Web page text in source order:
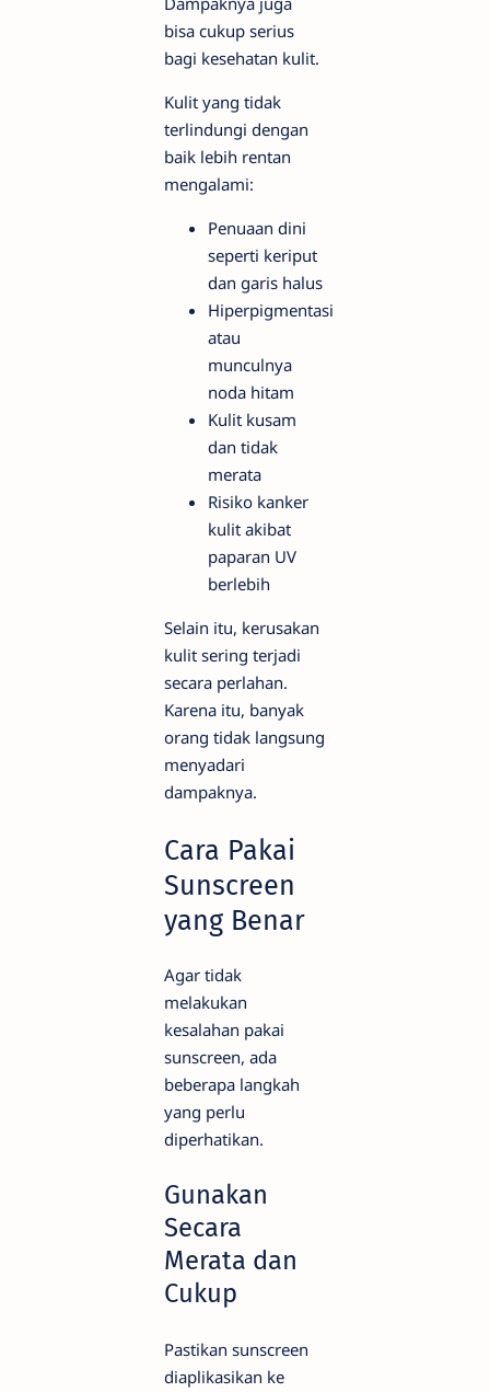
bisa cukup serius
bagi kesehatan kulit.
Kulit yang tidak
terlindungi dengan
baik lebih rentan
mengalami:
Penuaan dini
seperti keriput
dan garis halus
Hiperpigmentasi
atau
munculnya
noda hitam
Kulit kusam
dan tidak
merata
Risiko kanker
kulit akibat
paparan UV
berlebih
Selain itu, kerusakan
kulit sering terjadi
secara perlahan.
Karena itu, banyak
orang tidak langsung
menyadari
dampaknya.
Cara Pakai
Sunscreen
yang Benar
Agar tidak
melakukan
kesalahan pakai
sunscreen, ada
beberapa langkah
yang perlu
diperhatikan.
Gunakan
Secara
Merata dan
Cukup
Pastikan sunscreen
diaplikasikan ke